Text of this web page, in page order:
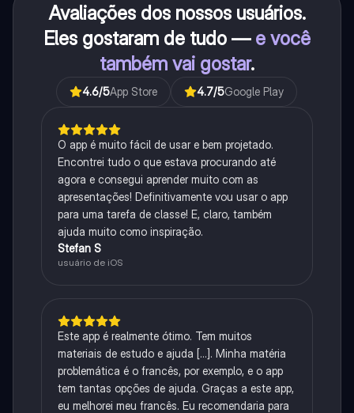
Avaliações dos nossos usuários.
Eles gostaram de tudo — e você
também vai gostar.
4.6/5App Store 4.7/5Google Play
O app é muito fácil de usar e bem projetado.
Encontrei tudo o que estava procurando até
agora e consegui aprender muito com as
apresentações! Definitivamente vou usar o app
para uma tarefa de classe! E, claro, também
ajuda muito como inspiração.
Stefan S
usuário de iOS
Este app é realmente ótimo. Tem muitos
materiais de estudo e ajuda [...]. Minha matéria
problemática é o francês, por exemplo, e o app
tem tantas opções de ajuda. Graças a este app,
eu melhorei meu francês. Eu recomendaria para